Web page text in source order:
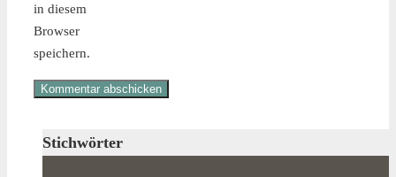
in diesem
Browser
speichern.
Stichwörter